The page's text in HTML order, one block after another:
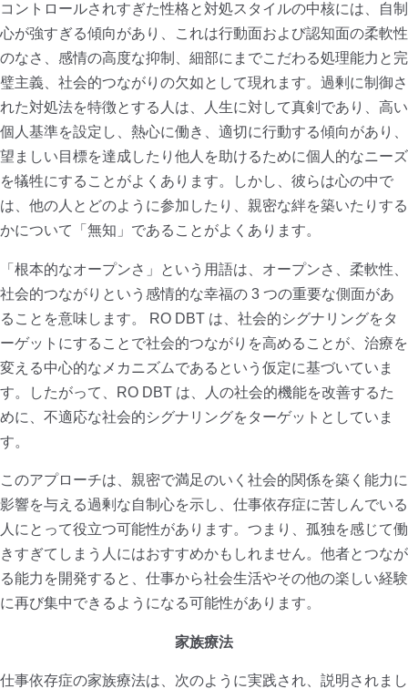
コントロールされすぎた性格と対処スタイルの中核には、自制
心が強すぎる傾向があり、これは行動面および認知面の柔軟性
のなさ、感情の高度な抑制、細部にまでこだわる処理能力と完
璧主義、社会的つながりの欠如として現れます。過剰に制御さ
れた対処法を特徴とする人は、人生に対して真剣であり、高い
個人基準を設定し、熱心に働き、適切に行動する傾向があり、
望ましい目標を達成したり他人を助けるために個人的なニーズ
を犠牲にすることがよくあります。しかし、彼らは心の中で
は、他の人とどのように参加したり、親密な絆を築いたりする
かについて「無知」であることがよくあります。
「根本的なオープンさ」という用語は、オープンさ、柔軟性、
社会的つながりという感情的な幸福の 3 つの重要な側面があ
ることを意味します。 RO DBT は、社会的シグナリングをタ
ーゲットにすることで社会的つながりを高めることが、治療を
変える中心的なメカニズムであるという仮定に基づいていま
す。したがって、RO DBT は、人の社会的機能を改善するた
めに、不適応な社会的シグナリングをターゲットとしていま
す。
このアプローチは、親密で満足のいく社会的関係を築く能力に
影響を与える過剰な自制心を示し、仕事依存症に苦しんでいる
人にとって役立つ可能性があります。つまり、孤独を感じて働
きすぎてしまう人にはおすすめかもしれません。他者とつなが
る能力を開発すると、仕事から社会生活やその他の楽しい経験
に再び集中できるようになる可能性があります。
家族療法
仕事依存症の家族療法は、次のように実践され、説明されまし